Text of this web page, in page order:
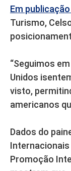
Em
Turismo,
“Seguimos
Unidos
visto,
americanos
Dados do
Internacionais
Promoção